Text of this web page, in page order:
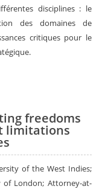
disciplines : le
des domaines de
critiques pour le
freedoms
limitations
of the West Indies;
of London; Attorney-at-